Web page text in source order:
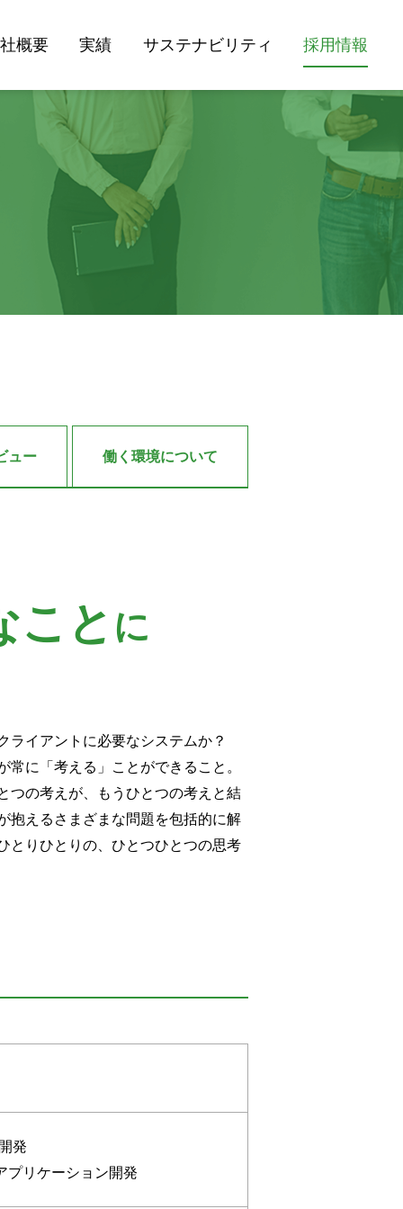
概要 実績 サステナビリティ 採用情報
ュー 働く環境について
こと に
ライアントに必要なシステムか？
に「考える」ことができること。
つの考えが、もうひとつの考えと結
抱えるさまざまな問題を包括的に解
とりひとりの、ひとつひとつの思考
発
プリケーション開発